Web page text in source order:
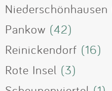
Niederschönhausen
Pankow (42)
Reinickendorf (16)
Rote Insel (3)